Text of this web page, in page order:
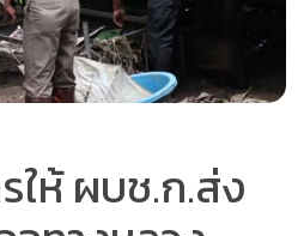
ให้ ผบช.ก.ส่ง